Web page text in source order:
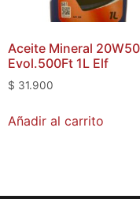
Aceite Mineral 20W50
Evol.500Ft 1L Elf
$ 31.900
Añadir al carrito